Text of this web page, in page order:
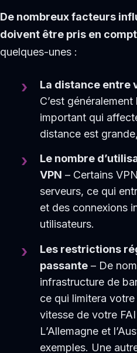
De nombreux facteurs
doivent être pris en
quelques-unes :
La distance entre
C’est
important qui
distance est
Le nombre
VPN – Certains
serveurs, ce qui
et des connexions
utilisateurs.
Les restrictions
passante – De
infrastructure de
ce qui limitera
vitesse de votre
L’Allemagne et
exemples. Une